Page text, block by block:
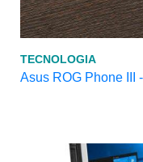
TECNOLOGIA
Asus ROG Phone III